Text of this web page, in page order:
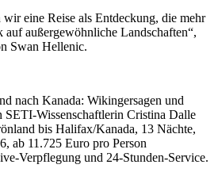
eine Reise als Entdeckung, die mehr
außergewöhnliche Landschaften“,
Swan Hellenic.
nach Kanada: Wikingersagen und
SETI-Wissenschaftlerin Cristina Dalle
bis Halifax/Kanada, 13 Nächte,
ab 11.725 Euro pro Person
Verpflegung und 24-Stunden-Service.